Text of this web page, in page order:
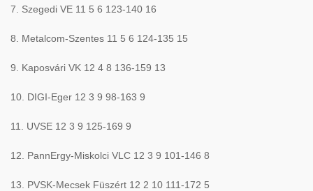
7. Szegedi VE 11 5 6 123-140 16
8. Metalcom-Szentes 11 5 6 124-135 15
9. Kaposvári VK 12 4 8 136-159 13
10. DIGI-Eger 12 3 9 98-163 9
11. UVSE 12 3 9 125-169 9
12. PannErgy-Miskolci VLC 12 3 9 101-146 8
13. PVSK-Mecsek Füszért 12 2 10 111-172 5